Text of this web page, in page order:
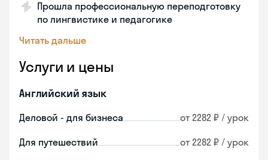
Прошла профессиональную переподготовку
по лингвистике и педагогике
Читать дальше
Услуги и цены
Английский язык
Деловой - для бизнеса от 2282 ₽ / урок
Для путешествий от 2282 ₽ / урок